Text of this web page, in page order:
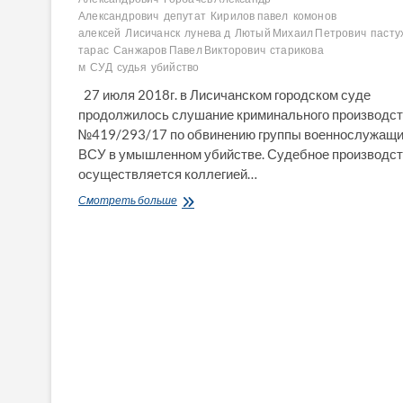
Александрович депутат Кирилов павел комонов
алексей Лисичанск лунева д Лютый Михаил Петрович
тарас Санжаров Павел Викторович старикова
м СУД судья убийство
27 июля 2018г. в Лисичанском городском суде
продолжилось слушание криминального
№419/293/17 по обвинению группы
ВСУ в умышленном убийстве. Судебное
осуществляется коллегией…
Смотреть большеКак